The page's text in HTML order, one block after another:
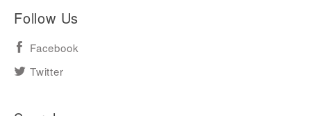
Follow Us
Facebook
Twitter